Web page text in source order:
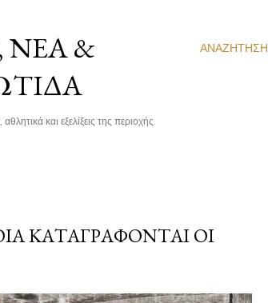
ΑΝΑΖΉΤΗΣΗ
ΝΈΑ &
και εξελίξεις της περιοχής.
ΚΑΤΑΓΡΆΦΟΝΤΑΙ ΟΙ